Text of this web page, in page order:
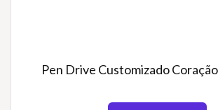
Pen Drive Customizado